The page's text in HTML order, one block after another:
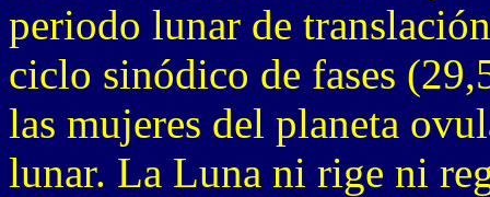
periodo lunar de
ciclo sinódico de fases
las mujeres del planeta
lunar. La Luna ni rige ni